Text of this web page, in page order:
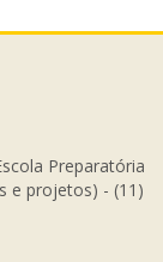
Preparatória
e projetos) - (11)